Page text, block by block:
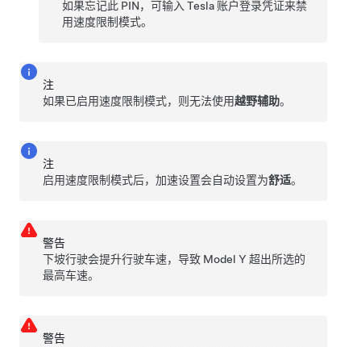
如果忘记此 PIN，可输入 Tesla 账户登录凭证来禁
用速度限制模式。
注
如果已启用速度限制模式，则无法使用越野辅助。
注
启用速度限制模式后，加速设置会自动设置为舒适。
警告
下坡行驶会提升行驶车速，导致 Model Y 超出所选的
最高车速。
警告